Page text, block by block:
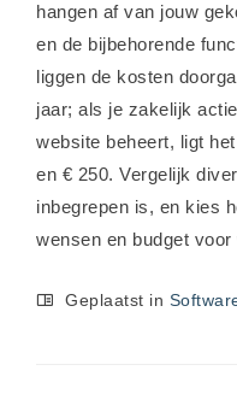
hangen af van jouw
en de bijbehorende
liggen de kosten
jaar; als je zakelijk
website beheert, ligt
en € 250. Vergelijk
inbegrepen is, en kies
wensen en budget voor
Geplaatst in